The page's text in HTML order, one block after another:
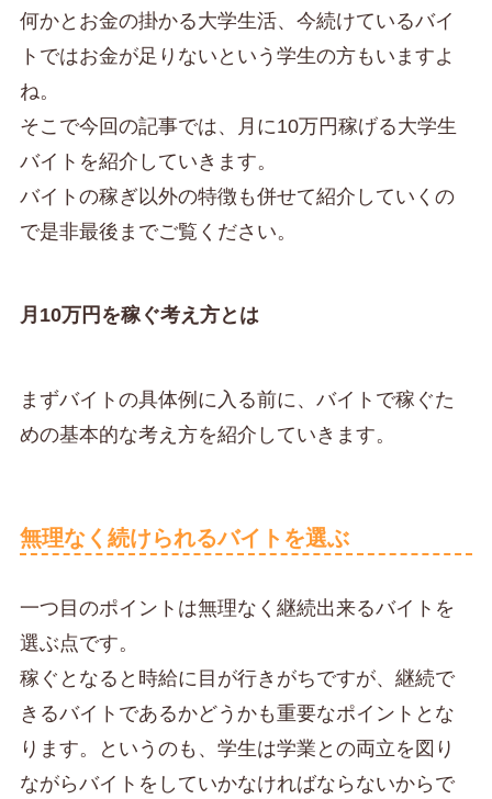
何かとお金の掛かる大学生活、今続けているバイ
トではお金が足りないという学生の方もいますよ
ね。
そこで今回の記事では、月に10万円稼げる大学生
バイトを紹介していきます。
バイトの稼ぎ以外の特徴も併せて紹介していくの
で是非最後までご覧ください。
月10万円を稼ぐ考え方とは
まずバイトの具体例に入る前に、バイトで稼ぐた
めの基本的な考え方を紹介していきます。
無理なく続けられるバイトを選ぶ
一つ目のポイントは無理なく継続出来るバイトを
選ぶ点です。
稼ぐとなると時給に目が行きがちですが、継続で
きるバイトであるかどうかも重要なポイントとな
ります。というのも、学生は学業との両立を図り
ながらバイトをしていかなければならないからで